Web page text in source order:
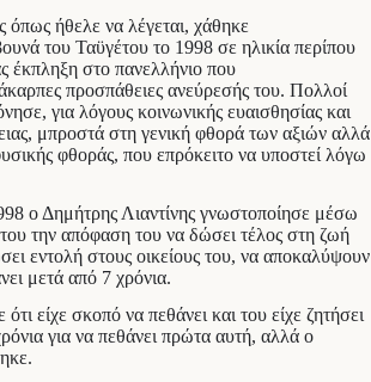
όπως ήθελε να λέγεται, χάθηκε
του Ταϋγέτου το 1998 σε ηλικία περίπου
έκπληξη στο πανελλήνιο που
προσπάθειες ανεύρεσής του. Πολλοί
για λόγους κοινωνικής ευαισθησίας και
μπροστά στη γενική φθορά των αξιών αλλά
φθοράς, που επρόκειτο να υποστεί λόγω
ο Δημήτρης Λιαντίνης γνωστοποίησε μέσω
την απόφαση του να δώσει τέλος στη ζωή
εντολή στους οικείους του, να αποκαλύψουν
μετά από 7 χρόνια.
είχε σκοπό να πεθάνει και του είχε ζητήσει
για να πεθάνει πρώτα αυτή, αλλά ο